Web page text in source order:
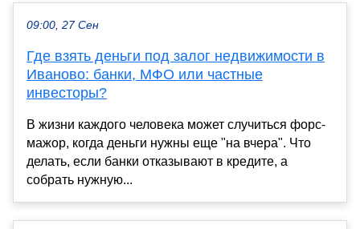
09:00, 27 Сен
Где взять деньги под залог недвижимости в
Иваново: банки, МФО или частные
инвесторы?
В жизни каждого человека может случиться форс-
мажор, когда деньги нужны еще "на вчера". Что
делать, если банки отказывают в кредите, а
собрать нужную...